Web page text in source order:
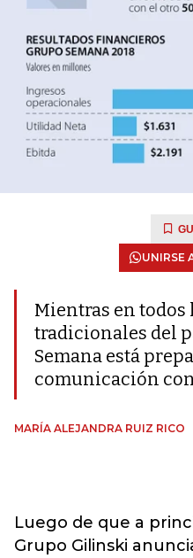
UNIRSE
Mientras en todos
tradicionales del
Semana está
comunicación
MARÍA ALEJANDRA RUIZ RICO
Luego de que a
Grupo Gilinski